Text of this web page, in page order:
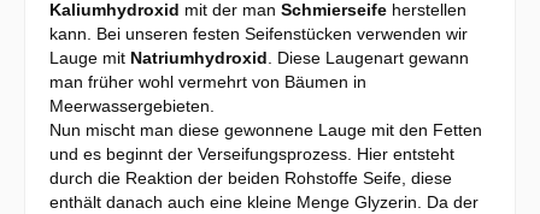
Kaliumhydroxid mit der man Schmierseife herstellen
kann. Bei unseren festen Seifenstücken verwenden wir
Lauge mit Natriumhydroxid . Diese Laugenart gewann
man früher wohl vermehrt von Bäumen in
Meerwassergebieten.
Nun mischt man diese gewonnene Lauge mit den Fetten
und es beginnt der Verseifungsprozess. Hier entsteht
durch die Reaktion der beiden Rohstoffe Seife, diese
enthält danach auch eine kleine Menge Glyzerin. Da der